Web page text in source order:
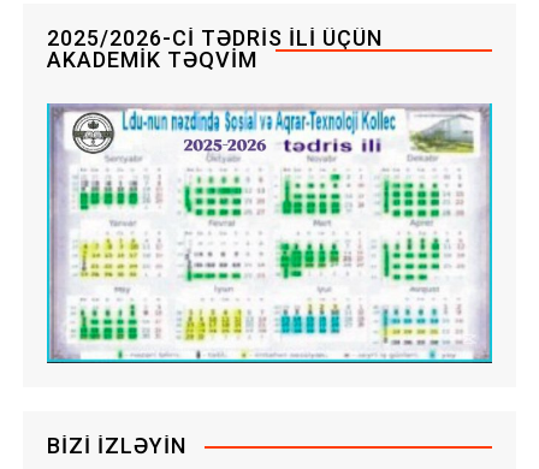
2025/2026-CI TƏDRIS ILI ÜÇÜN
AKADEMIK TƏQVIM
BIZI İZLƏYIN